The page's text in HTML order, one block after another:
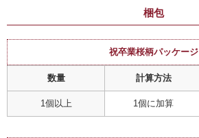
梱包
祝卒業桜柄パッケージ
数量 計算方法
1個以上 1個に加算